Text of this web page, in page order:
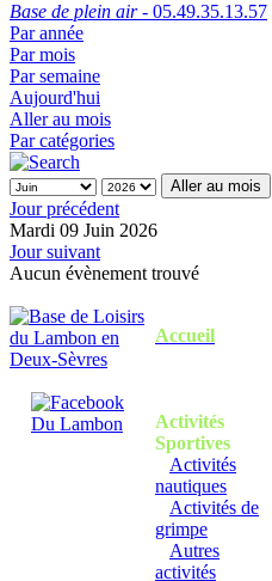
Base de plein air- 05.49.35.13.57
Par année
Par mois
Par semaine
Aujourd'hui
Aller au mois
Par catégories
Aller au mois
Jour précédent
Mardi 09 Juin 2026
Jour suivant
Aucun évènement trouvé
Accueil
Activités
Sportives
Activités
nautiques
Activités de
grimpe
Autres
activités